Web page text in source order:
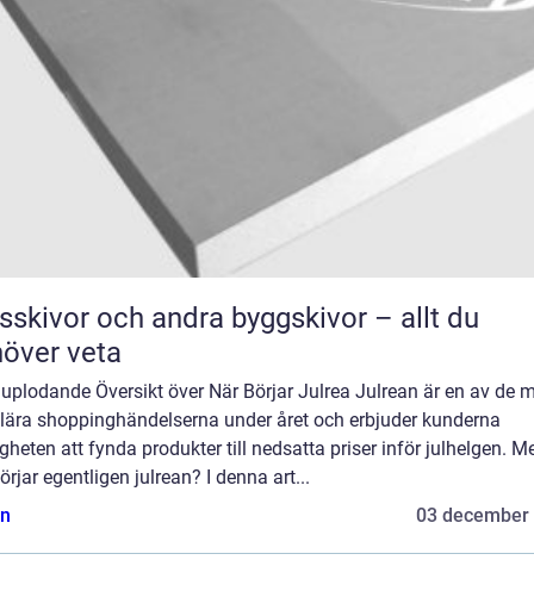
och andra byggskivor – allt du
veta
Översikt över När Börjar Julrea Julrean är en av de
shoppinghändelserna under året och erbjuder kunderna
att fynda produkter till nedsatta priser inför julhelgen.
egentligen julrean? I denna art...
03 december